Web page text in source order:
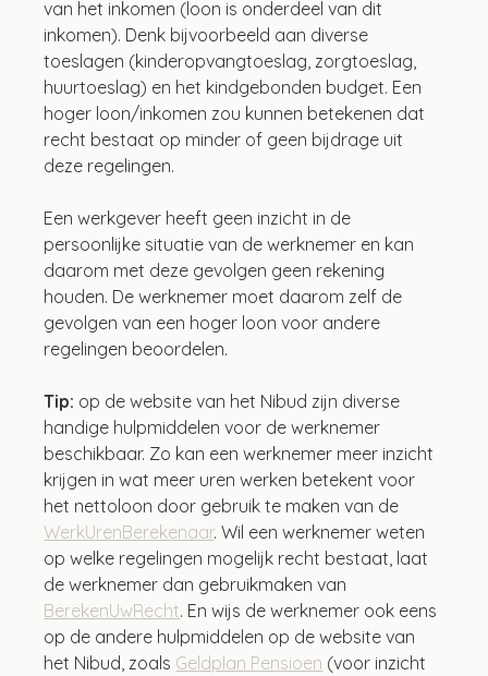
van het inkomen (loon is onderdeel van dit
inkomen). Denk bijvoorbeeld aan diverse
toeslagen (kinderopvangtoeslag, zorgtoeslag,
huurtoeslag) en het kindgebonden budget. Een
hoger loon/inkomen zou kunnen betekenen dat
recht bestaat op minder of geen bijdrage uit
deze regelingen.
Een werkgever heeft geen inzicht in de
persoonlijke situatie van de werknemer en kan
daarom met deze gevolgen geen rekening
houden. De werknemer moet daarom zelf de
gevolgen van een hoger loon voor andere
regelingen beoordelen.
Tip: op de website van het Nibud zijn diverse
handige hulpmiddelen voor de werknemer
beschikbaar. Zo kan een werknemer meer inzicht
krijgen in wat meer uren werken betekent voor
het nettoloon door gebruik te maken van de
WerkUrenBerekenaar. Wil een werknemer weten
op welke regelingen mogelijk recht bestaat, laat
de werknemer dan gebruikmaken van
BerekenUwRecht. En wijs de werknemer ook eens
op de andere hulpmiddelen op de website van
het Nibud, zoals Geldplan Pensioen (voor inzicht